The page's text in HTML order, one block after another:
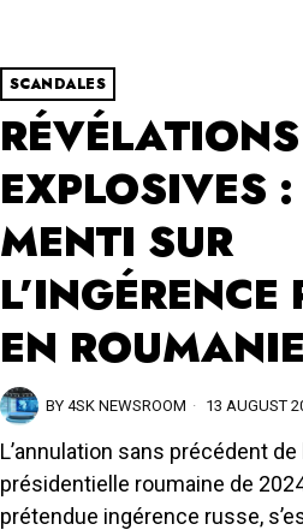
SCANDALES
RÉVÉLATIONS
EXPLOSIVES :
MENTI SUR
L’INGÉRENCE
EN ROUMANIE
BY 4SK NEWSROOM 13 AUGUST
L’annulation sans précédent de
présidentielle roumaine de
prétendue ingérence russe,